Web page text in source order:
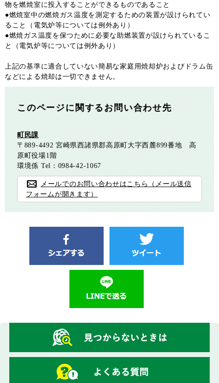
物を燃焼室に投入することができるものであること
●燃焼室中の燃焼ガス温度を測定するための装置が設けられてい
ること（電気炉等については例外あり）
●燃焼ガス温度を保つために必要な助燃装置が設けられているこ
と（電気炉等については例外あり）
上記の基準に適合していない簡易な家庭用焼却炉およびドラム缶
などによる焼却は一切できません。
このページに関するお問い合わせ先
町民課
〒889-4492 宮崎県西諸県郡高原町大字西麓899番地 高
原町役場1階
環境係 Tel：0984-42-1067
メールでのお問い合わせはこちら（メール送信
フォームが開きます）